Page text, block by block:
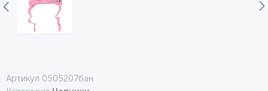
Артикул 0505207бан